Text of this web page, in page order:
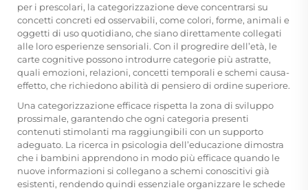
per i prescolari, la categorizzazione deve concentrarsi su
concetti concreti ed osservabili, come colori, forme, animali e
oggetti di uso quotidiano, che siano direttamente collegati
alle loro esperienze sensoriali. Con il progredire dell’età, le
carte cognitive possono introdurre categorie più astratte,
quali emozioni, relazioni, concetti temporali e schemi causa-
effetto, che richiedono abilità di pensiero di ordine superiore.
Una categorizzazione efficace rispetta la zona di sviluppo
prossimale, garantendo che ogni categoria presenti
contenuti stimolanti ma raggiungibili con un supporto
adeguato. La ricerca in psicologia dell’educazione dimostra
che i bambini apprendono in modo più efficace quando le
nuove informazioni si collegano a schemi conoscitivi già
esistenti, rendendo quindi essenziale organizzare le schede